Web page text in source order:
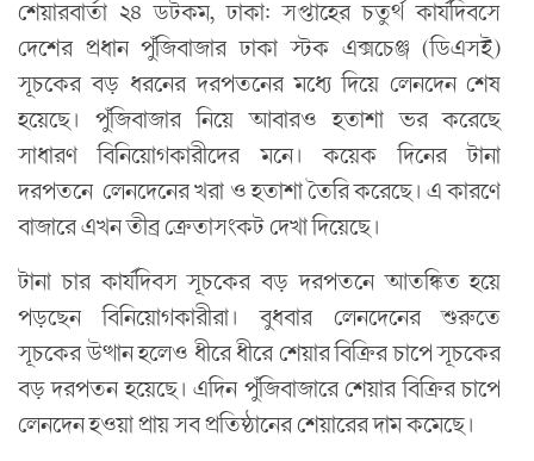
শেয়ারবার্তা ২৪ ডটকম, ঢাকা: সপ্তাহের চতুর্থ কার্যদিবসে
দেশের প্রধান পুঁজিবাজার ঢাকা স্টক এক্সচেঞ্জ (ডিএসই)
সূচকের বড় ধরনের দরপতনের মধ্যে দিয়ে লেনদেন শেষ
হয়েছে। পুঁজিবাজার নিয়ে আবারও হতাশা ভর করেছে
সাধারণ বিনিয়োগকারীদের মনে। কয়েক দিনের টানা
দরপতনে লেনদেনের খরা ও হতাশা তৈরি করেছে। এ কারণে
বাজারে এখন তীব্র ক্রেতাসংকট দেখা দিয়েছে।
টানা চার কার্যদিবস সূচকের বড় দরপতনে আতঙ্কিত হয়ে
পড়ছেন বিনিয়োগকারীরা। বুধবার লেনদেনের শুরুতে
সূচকের উত্থান হলেও ধীরে ধীরে শেয়ার বিক্রির চাপে সূচকের
বড় দরপতন হয়েছে। এদিন পুঁজিবাজারে শেয়ার বিক্রির চাপে
লেনদেন হওয়া প্রায় সব প্রতিষ্ঠানের শেয়ারের দাম কমেছে।